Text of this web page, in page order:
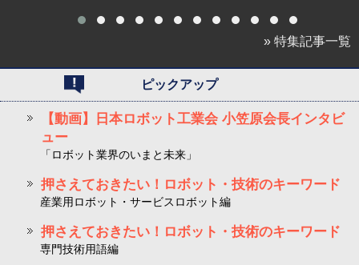
» 特集記事一覧
ピックアップ
【動画】日本ロボット工業会 小笠原会長インタビ
ュー
「ロボット業界のいまと未来」
押さえておきたい！ロボット・技術のキーワード
産業用ロボット・サービスロボット編
押さえておきたい！ロボット・技術のキーワード
専門技術用語編